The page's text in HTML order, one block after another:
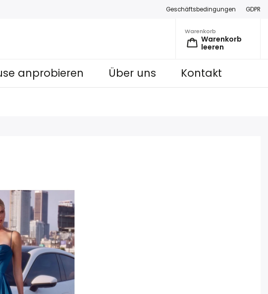
Geschäftsbedingungen GDPR
Warenkorb
Warenkorb
leeren
anprobieren Über uns Kontakt